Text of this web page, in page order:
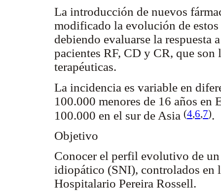
La introducción de nuevos
modificado la evolución de
debiendo evaluarse la respuesta
pacientes RF, CD y CR, que
terapéuticas.
La incidencia es variable en
100.000 menores de 16 años en
100.000 en el sur de Asia (4,6,7).
Objetivo
Conocer el perfil evolutivo de
idiopático (SNI), controlados
Hospitalario Pereira Rossell.